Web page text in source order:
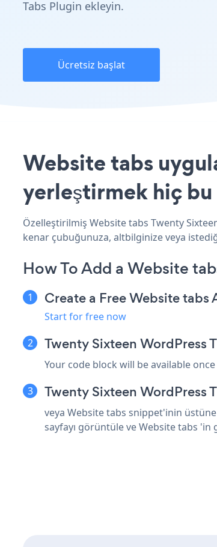
Tabs Plugin ekleyin.
Ücretsiz başlat
Website tabs
yerleştirmek hiç bu
Özelleştirilmiş Website tabs Twenty
kenar çubuğunuza, altbilginize veya
How To Add a Website
Create a Free Website tabs
Start for free now
Twenty Sixteen WordPress
Your code block will be available
Twenty Sixteen WordPress
veya Website tabs snippet'inin
sayfayı görüntüle ve Website tabs 'in